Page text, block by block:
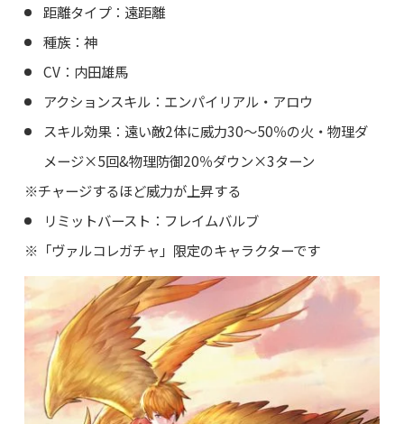
距離タイプ：遠距離
種族：神
CV：内田雄馬
アクションスキル：エンパイリアル・アロウ
スキル効果：遠い敵2体に威力30～50％の火・物理ダ
メージ×5回&物理防御20％ダウン×3ターン
※チャージするほど威力が上昇する
リミットバースト：フレイムバルブ
※「ヴァルコレガチャ」限定のキャラクターです